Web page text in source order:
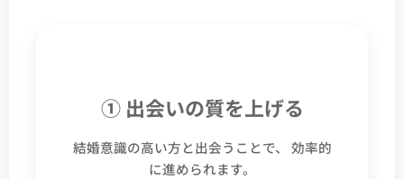
① 出会いの質を上げる
結婚意識の高い方と出会うことで、 効率的
に進められます。